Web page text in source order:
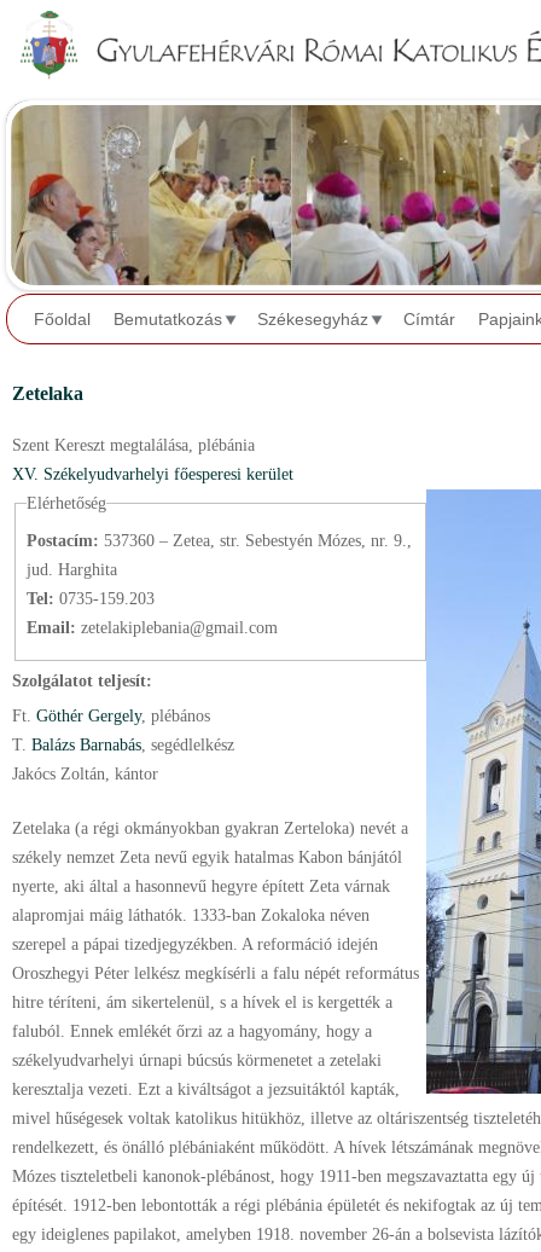
Főoldal Bemutatkozás Székesegyház Címtár
Zetelaka
Szent Kereszt megtalálása, plébánia
XV. Székelyudvarhelyi főesperesi kerület
Elérhetőség
Postacím: 537360 – Zetea, str. Sebestyén Mózes, nr. 9.,
jud. Harghita
Tel: 0735-159.203
Email: zetelakiplebania@gmail.com
Szolgálatot teljesít:
Ft. Göthér Gergely, plébános
T. Balázs Barnabás , segédlelkész
Jakócs Zoltán, kántor
Zetelaka (a régi okmányokban gyakran Zerteloka) nevét a
székely nemzet Zeta nevű egyik hatalmas Kabon bánjától
nyerte, aki által a hasonnevű hegyre épített Zeta várnak
alapromjai máig láthatók. 1333-ban Zokaloka néven
szerepel a pápai tizedjegyzékben. A reformáció idején
Oroszhegyi Péter lelkész megkísérli a falu népét református
hitre téríteni, ám sikertelenül, s a hívek el is kergették a
faluból. Ennek emlékét őrzi az a hagyomány, hogy a
székelyudvarhelyi úrnapi búcsús körmenetet a zetelaki
keresztalja vezeti. Ezt a kiváltságot a jezsuitáktól kapták,
mivel hűségesek voltak katolikus hitükhöz, illetve az oltáriszentség
rendelkezett, és önálló plébániaként működött. A hívek létszámának
Mózes tiszteletbeli kanonok-plébánost, hogy 1911-ben megszavaztatta egy
építését. 1912-ben lebontották a régi plébánia épületét és nekifogtak az új
egy ideiglenes papilakot, amelyben 1918. november 26-án a bolsevista